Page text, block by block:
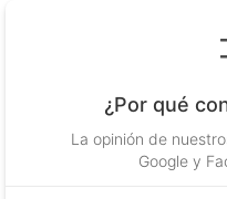
¿Por qué
La opinión de
Google y